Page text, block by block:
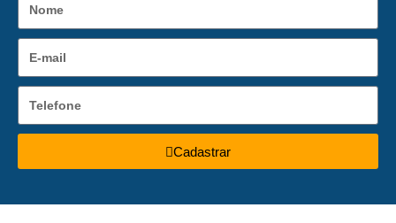
Cadastrar